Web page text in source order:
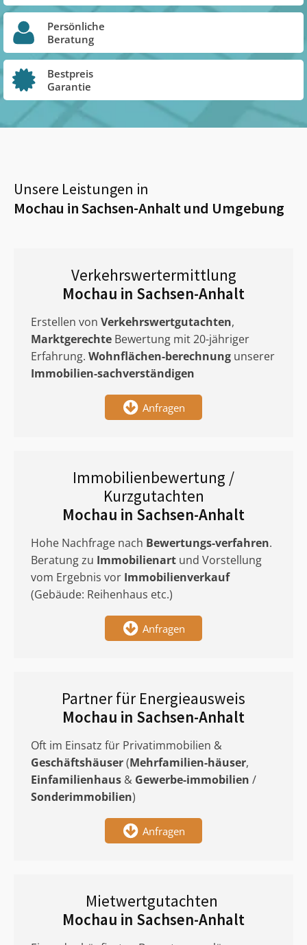
Persönliche
Beratung
Bestpreis
Garantie
Unsere Leistungen in
Mochau in Sachsen-Anhaltund Umgebung
Verkehrswertermittlung
Mochau in Sachsen-Anhalt
Erstellen von Verkehrswertgutachten,
Marktgerechte Bewertung mit 20-jähriger
Erfahrung. Wohnflächen-berechnung unserer
Immobilien-sachverständigen
Anfragen
Immobilienbewertung /
Kurzgutachten
Mochau in Sachsen-Anhalt
Hohe Nachfrage nach Bewertungs-verfahren.
Beratung zu Immobilienart und Vorstellung
vom Ergebnis vor Immobilienverkauf
(Gebäude: Reihenhaus etc.)
Anfragen
Partner für Energieausweis
Mochau in Sachsen-Anhalt
Oft im Einsatz für Privatimmobilien &
Geschäftshäuser(Mehrfamilien-häuser,
Einfamilienhaus & Gewerbe-immobilien /
Sonderimmobilien)
Anfragen
Mietwertgutachten
Mochau in Sachsen-Anhalt